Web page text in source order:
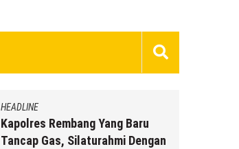
HEADLINE
Kapolres Rembang Yang Baru
Tancap Gas, Silaturahmi Dengan